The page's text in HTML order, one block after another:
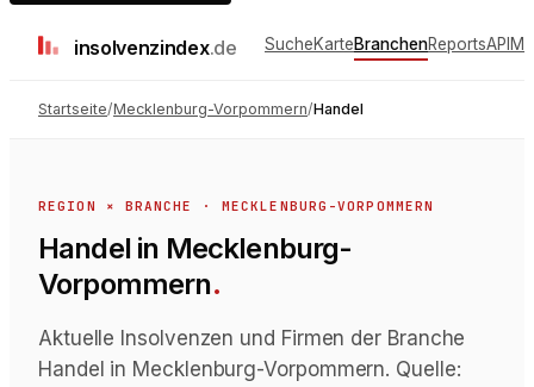
insolvenzindex.de SucheKarteBranchenReportsAPI
Startseite/Mecklenburg-Vorpommern/Handel
REGION × BRANCHE · MECKLENBURG-VORPOMMERN
Handel in Mecklenburg-
Vorpommern.
Aktuelle Insolvenzen und Firmen der Branche
Handel in Mecklenburg-Vorpommern. Quelle: